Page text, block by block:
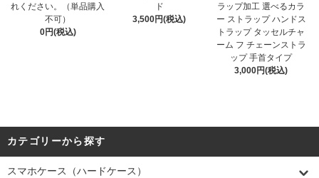
れください。（単品購入
不可）
0円(税込)
ド
3,500円(税込)
ラップ加工 選べるカラ
ー ストラップ ハンドス
トラップ タッセルチャ
ーム フ チェーンストラ
ップ 手首タイプ
3,000円(税込)
カテゴリーから探す
スマホケース（ハードケース）